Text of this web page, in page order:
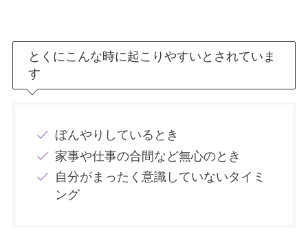
とくにこんな時に起こりやすいとされていま
す
ぼんやりしているとき
家事や仕事の合間など無心のとき
自分がまったく意識していないタイミ
ング